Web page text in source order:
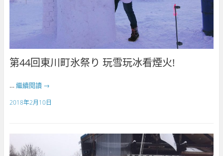
第44回東川町氷祭り 玩雪玩冰看煙火!
… 繼續閱讀 →
2018年2月10日